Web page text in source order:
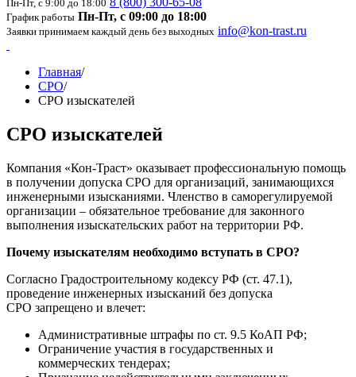
Пн-Пт, с 9:00 до 18:00
График работы Пн-Пт, с 09:00 до 18:00
Заявки принимаем каждый день без выходных info@kon-trast.ru
Главная/
СРО/
СРО изыскателей
СРО изыскателей
Компания «Кон-Траст» оказывает профессиональную помощь
в получении допуска СРО для организаций, занимающихся
инженерными изысканиями. Членство в саморегулируемой
организации – обязательное требование для законного
выполнения изыскательских работ на территории РФ.
Почему изыскателям необходимо вступать в СРО?
Согласно Градостроительному кодексу РФ (ст. 47.1),
проведение инженерных изысканий без допуска
СРО запрещено и влечет:
Административные штрафы по ст. 9.5 КоАП РФ;
Ограничение участия в государственных и
коммерческих тендерах;